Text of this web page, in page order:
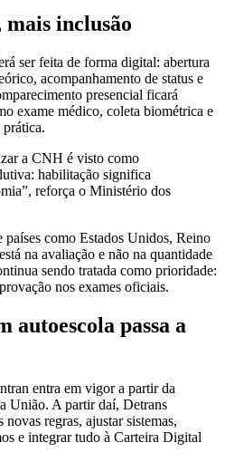
inclusão
ser feita de forma digital: abertura
acompanhamento de status e
presencial ficará
exame médico, coleta biométrica e
prática.​
a CNH é visto como
habilitação significa
reforça o Ministério dos
países como Estados Unidos, Reino
na avaliação e não na quantidade
sendo tratada como prioridade:
nos exames oficiais.​
autoescola passa a
entra em vigor a partir da
União. A partir daí, Detrans
novas regras, ajustar sistemas,
e integrar tudo à Carteira Digital